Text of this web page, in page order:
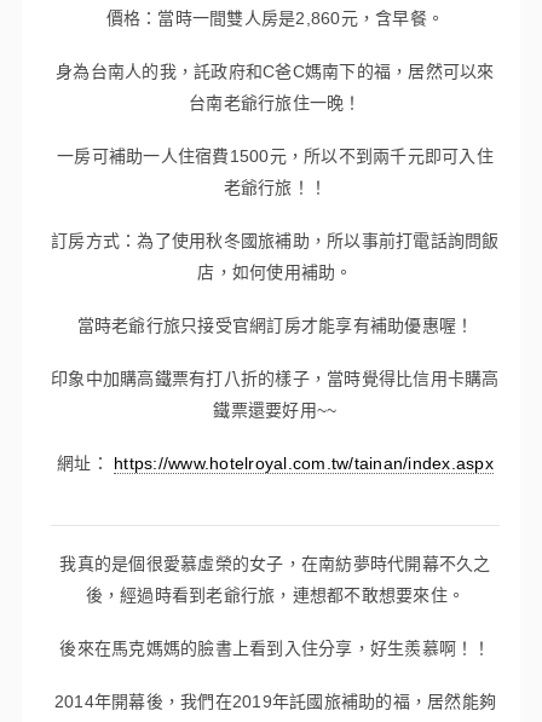
價格：當時一間雙人房是2,860元，含早餐。
身為台南人的我，託政府和C爸C媽南下的福，居然可以來
台南老爺行旅住一晚！
一房可補助一人住宿費1500元，所以不到兩千元即可入住
老爺行旅！！
訂房方式：為了使用秋冬國旅補助，所以事前打電話詢問飯
店，如何使用補助。
當時老爺行旅只接受官網訂房才能享有補助優惠喔！
印象中加購高鐵票有打八折的樣子，當時覺得比信用卡購高
鐵票還要好用~~
網址： https://www.hotelroyal.com.tw/tainan/index.aspx
我真的是個很愛慕虛榮的女子，在南紡夢時代開幕不久之
後，經過時看到老爺行旅，連想都不敢想要來住。
後來在馬克媽媽的臉書上看到入住分享，好生羨慕啊！！
2014年開幕後，我們在2019年託國旅補助的福，居然能夠